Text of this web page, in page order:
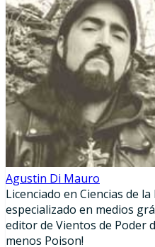
Agustin Di Mauro
Licenciado en Ciencias de
especializado en medios
editor de Vientos de Poder
menos Poison!